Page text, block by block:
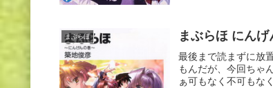
まぶらほ まぶらほ にん
最後まで読まずに放
もんだが、今回ちゃ
ぁ可もなく不可もな